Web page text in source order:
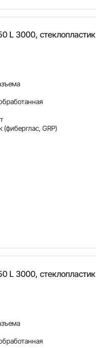
L 3000, стеклопластик
(фиберглас, GRP)
L 3000, стеклопластик